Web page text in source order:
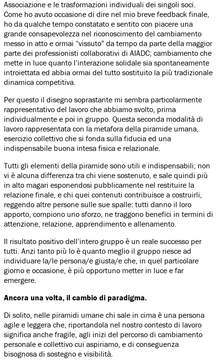
Associazione e le trasformazioni individuali dei singoli soci.
Come ho avuto occasione di dire nel mio breve feedback finale,
ho da qualche tempo constatato e sentito con piacere una
grande consapevolezza nel riconoscimento del cambiamento
messo in atto e ormai “vissuto” da tempo da parte della maggior
parte dei professionisti collaborativi di AIADC; cambiamento che
mette in luce quanto l’interazione solidale sia spontaneamente
introiettata ed abbia ormai del tutto sostituito la più tradizionale
dinamica competitiva.
Per questo il disegno soprastante mi sembra particolarmente
rappresentativo del lavoro che abbiamo svolto, prima
individualmente e poi in gruppo. Questa seconda modalità di
lavoro rappresentata con la metafora della piramide umana,
esercizio collettivo che si fonda sulla fiducia ed una
indispensabile buona intesa fisica e relazionale.
Tutti gli elementi della piramide sono utili e indispensabili; non
vi è alcuna differenza tra chi viene sostenuto, e sale quindi più
in alto magari esponendosi pubblicamente nel restituire la
relazione finale, e chi quei contenuti contribuisce a costruirli,
reggendo altre persone sulle sue spalle: tutti danno il loro
apporto, compiono uno sforzo, ne traggono benefici in termini di
attenzione, relazione, apprendimento e allenamento.
Il risultato positivo dell’intero gruppo è un reale successo per
tutti. Anzi tanto più lo è quanto meglio il gruppo riesce ad
individuare la/le persona/e giusta/e che, in quel particolare
giorno e occasione, è più opportuno metter in luce e far
emergere.
Ancora una volta, il cambio di paradigma.
Di solito, nelle piramidi umane chi sale in cima è una persona
agile e leggera che, riportandola nel nostro contesto di lavoro
significa anche fragile, agli inizi del percorso di cambiamento
personale e collettivo cui aspiriamo, e di conseguenza
bisognosa di sostegno e visibilità.